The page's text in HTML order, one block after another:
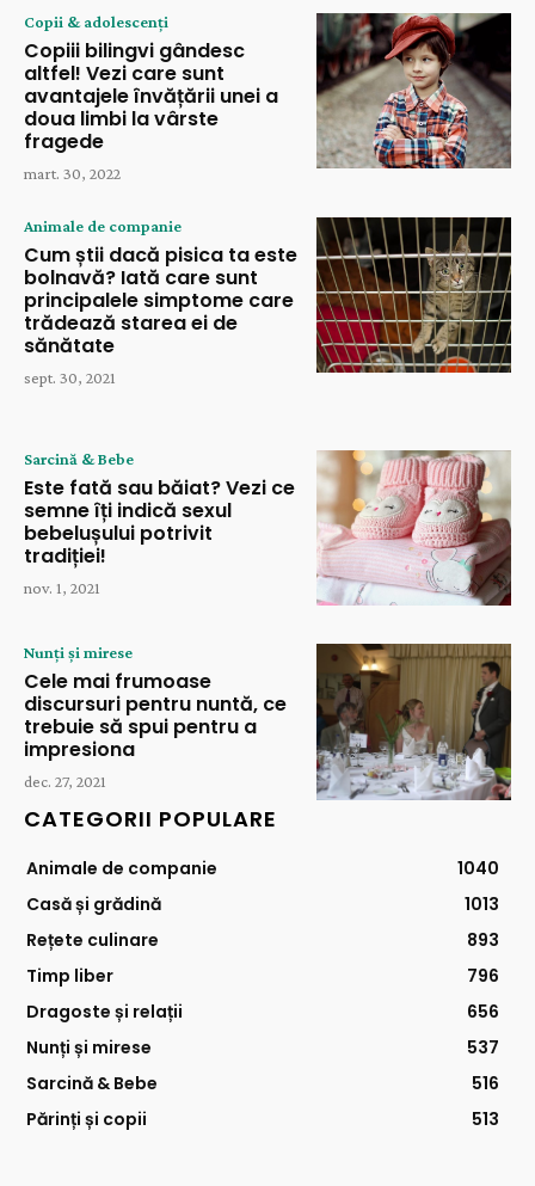
Copii & adolescenți
Copiii bilingvi gândesc
altfel! Vezi care sunt
avantajele învățării unei a
doua limbi la vârste
fragede
mart. 30, 2022
Animale de companie
Cum știi dacă pisica ta este
bolnavă? Iată care sunt
principalele simptome care
trădează starea ei de
sănătate
sept. 30, 2021
Sarcină & Bebe
Este fată sau băiat? Vezi ce
semne îți indică sexul
bebelușului potrivit
tradiției!
nov. 1, 2021
Nunți și mirese
Cele mai frumoase
discursuri pentru nuntă, ce
trebuie să spui pentru a
impresiona
dec. 27, 2021
CATEGORII POPULARE
Animale de companie
1040
Casă și grădină
1013
Rețete culinare
893
Timp liber
796
Dragoste și relații
656
Nunți și mirese
537
Sarcină & Bebe
516
Părinți și copii
513